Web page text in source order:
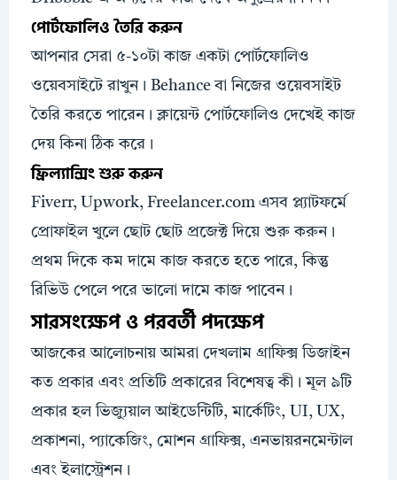
পোর্টফোলিও তৈরি করুন
আপনার সেরা ৫-১০টা কাজ একটা পোর্টফোলিও
ওয়েবসাইটে রাখুন। Behance বা নিজের ওয়েবসাইট
তৈরি করতে পারেন। ক্লায়েন্ট পোর্টফোলিও দেখেই কাজ
দেয় কিনা ঠিক করে।
ফ্রিল্যান্সিং শুরু করুন
Fiverr, Upwork, Freelancer.com এসব প্ল্যাটফর্মে
প্রোফাইল খুলে ছোট ছোট প্রজেক্ট দিয়ে শুরু করুন।
প্রথম দিকে কম দামে কাজ করতে হতে পারে, কিন্তু
রিভিউ পেলে পরে ভালো দামে কাজ পাবেন।
সারসংক্ষেপ ও পরবর্তী পদক্ষেপ
আজকের আলোচনায় আমরা দেখলাম গ্রাফিক্স ডিজাইন
কত প্রকার এবং প্রতিটি প্রকারের বিশেষত্ব কী। মূল ৯টি
প্রকার হল ভিজ্যুয়াল আইডেন্টিটি, মার্কেটিং, UI, UX,
প্রকাশনা, প্যাকেজিং, মোশন গ্রাফিক্স, এনভায়রনমেন্টাল
এবং ইলাস্ট্রেশন।